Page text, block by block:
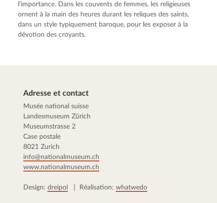
l’importance. Dans les couvents de femmes, les religieuses
ornent à la main des heures durant les reliques des saints,
dans un style typiquement baroque, pour les exposer à la
dévotion des croyants.
Adresse et contact
Musée national suisse
Landesmuseum Zürich
Museumstrasse 2
Case postale
8021 Zurich
info@nationalmuseum.ch
www.nationalmuseum.ch
Design: dreipol | Réalisation: whatwedo